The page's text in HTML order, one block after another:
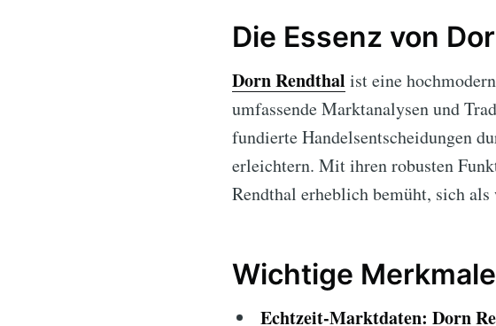
Die Essenz von
Dorn Rendthal ist eine
umfassende Marktanalysen und
fundierte Handelsentscheidungen
erleichtern. Mit ihren robusten
Rendthal erheblich bemüht, sich
Wichtige
Echtzeit-Marktdaten: Dorn